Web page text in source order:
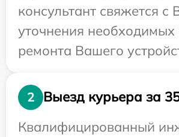
консультант свяжется с
уточнения необходимых
ремонта Вашего
2
Выезд курьера за
Квалифицированный